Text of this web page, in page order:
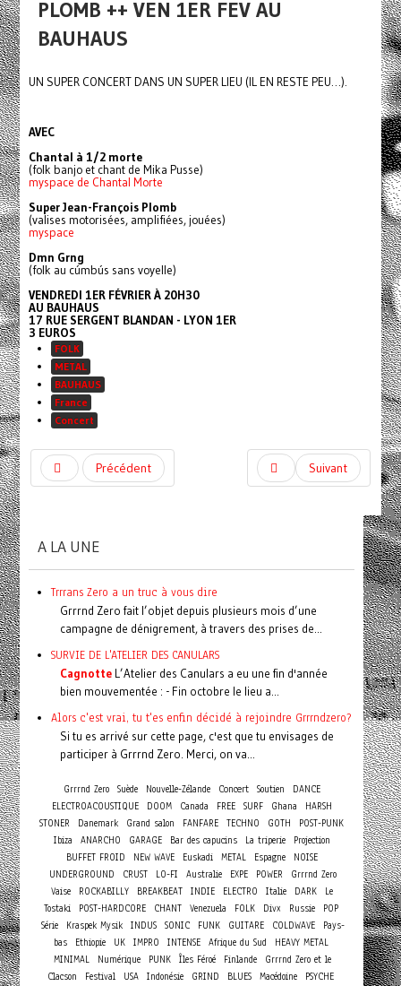
PLOMB ++ VEN 1ER FEV AU
BAUHAUS
UN SUPER CONCERT DANS UN SUPER LIEU (IL EN RESTE PEU…).
AVEC
Chantal à 1/2 morte
(folk banjo et chant de Mika Pusse)
myspace de Chantal Morte
Super Jean-François Plomb
(valises motorisées, amplifiées, jouées)
myspace
Dmn Grng
(folk au cúmbús sans voyelle)
VENDREDI 1ER FÉVRIER À 20H30
AU BAUHAUS
17 RUE SERGENT BLANDAN - LYON 1ER
3 EUROS
FOLK
METAL
BAUHAUS
France
Concert
Précédent Suivant
A LA UNE
Trrrans Zero a un truc à vous dire
Grrrnd Zero fait l’objet depuis plusieurs mois d’une
campagne de dénigrement, à travers des prises de...
SURVIE DE L'ATELIER DES CANULARS
CagnotteL’Atelier des Canulars a eu une fin d'année
bien mouvementée : - Fin octobre le lieu a...
Alors c'est vrai, tu t'es enfin décidé à rejoindre Grrrndzero?
Si tu es arrivé sur cette page, c'est que tu envisages de
participer à Grrrnd Zero. Merci, on va...
Grrrnd Zero Suède Nouvelle-Zélande Concert Soutien
DANCE
ELECTROACOUSTIQUE
DOOM Canada FREE SURF Ghana
HARSH
STONER
Danemark Grand salon FANFARE TECHNO GOTH
POST-PUNK
Ibiza
ANARCHO GARAGE Bar des capucins La triperie
Projection
BUFFET FROID
NEW WAVE Euskadi METAL Espagne
NOISE
UNDERGROUND
CRUST LO-FI Australie EXPE POWER
Grrrnd Zero
Vaise
ROCKABILLY BREAKBEAT INDIE ELECTRO Italie DARK
Le
Tostaki
POST-HARDCORE CHANT Venezuela FOLK Divx Russie
POP
Série
Kraspek Mysik INDUS SONIC FUNK GUITARE COLDWAVE
Pays-
bas
Ethiopie UK IMPRO INTENSE Afrique du Sud
HEAVY METAL
MINIMAL
Numérique PUNK Îles Féroé Finlande
Grrrnd Zero et le
Clacson
Festival USA Indonésie GRIND BLUES Macédoine
PSYCHE